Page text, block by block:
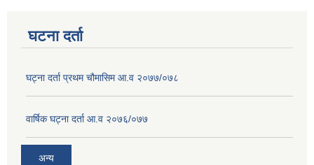
घटना दर्ता
घट्ना दर्ता प्रथम चौमासिम आ.व २०७७/०७८
वार्षिक घट्ना दर्ता आ.व २०७६/०७७
अन्य